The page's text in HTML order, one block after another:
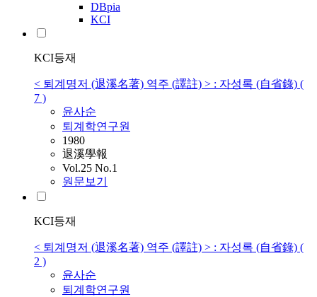
DBpia
KCI
KCI등재
< 퇴계명저 (退溪名著) 역주 (譯註) > : 자성록 (自省錄) (
7 )
윤사순
퇴계학연구원
1980
退溪學報
Vol.25 No.1
원문보기
KCI등재
< 퇴계명저 (退溪名著) 역주 (譯註) > : 자성록 (自省錄) (
2 )
윤사순
퇴계학연구원